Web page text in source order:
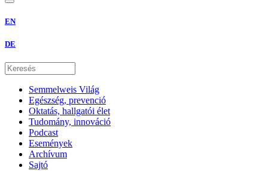
EN
DE
Semmelweis Világ
Egészség, prevenció
Oktatás, hallgatói élet
Tudomány, innováció
Podcast
Események
Archívum
Sajtó